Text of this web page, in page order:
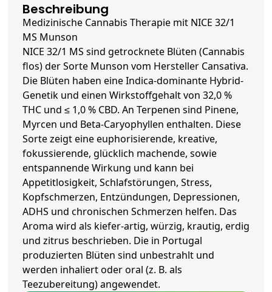
Beschreibung
Medizinische Cannabis Therapie mit NICE 32/1
MS Munson
NICE 32/1 MS sind getrocknete Blüten (Cannabis
flos) der Sorte Munson vom Hersteller Cansativa.
Die Blüten haben eine Indica-dominante Hybrid-
Genetik und einen Wirkstoffgehalt von 32,0 %
THC und ≤ 1,0 % CBD. An Terpenen sind Pinene,
Myrcen und Beta-Caryophyllen enthalten. Diese
Sorte zeigt eine euphorisierende, kreative,
fokussierende, glücklich machende, sowie
entspannende Wirkung und kann bei
Appetitlosigkeit, Schlafstörungen, Stress,
Kopfschmerzen, Entzündungen, Depressionen,
ADHS und chronischen Schmerzen helfen. Das
Aroma wird als kiefer-artig, würzig, krautig, erdig
und zitrus beschrieben. Die in Portugal
produzierten Blüten sind unbestrahlt und
werden inhaliert oder oral (z. B. als
Teezubereitung) angewendet.